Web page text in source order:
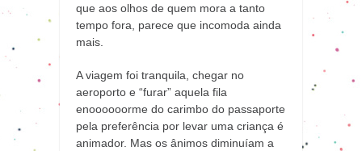
que aos olhos de quem mora a tanto
tempo fora, parece que incomoda ainda
mais.
A viagem foi tranquila, chegar no
aeroporto e “furar” aquela fila
enoooooorme do carimbo do passaporte
pela preferência por levar uma criança é
animador. Mas os ânimos diminuíam a